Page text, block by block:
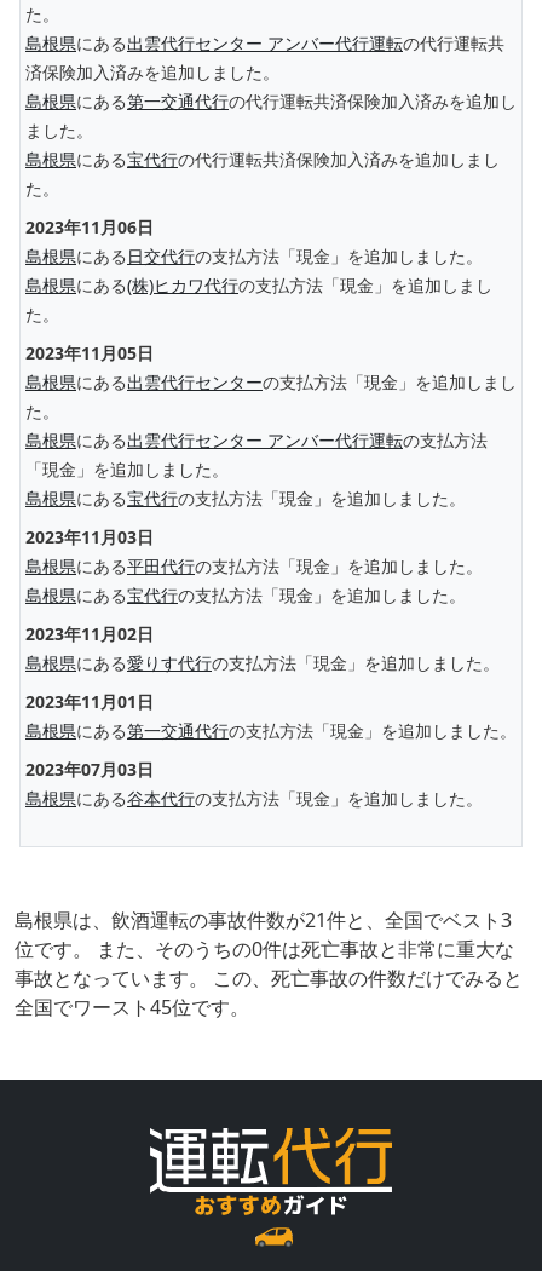
た。
島根県にある出雲代行センター アンバー代行運転の代行運転共
済保険加入済みを追加しました。
島根県にある第一交通代行の代行運転共済保険加入済みを追加し
ました。
島根県にある宝代行の代行運転共済保険加入済みを追加しまし
た。
2023年11月06日
島根県にある 日交代行の支払方法「現金」を追加しました。
島根県にある(株)ヒカワ代行の支払方法「現金」を追加しまし
た。
2023年11月05日
島根県にある出雲代行センターの支払方法「現金」を追加しまし
た。
島根県にある出雲代行センター アンバー代行運転の支払方法
「現金」を追加しました。
島根県にある宝代行の支払方法「現金」を追加しました。
2023年11月03日
島根県にある平田代行の支払方法「現金」を追加しました。
島根県にある宝代行の支払方法「現金」を追加しました。
2023年11月02日
島根県にある愛りす代行の支払方法「現金」を追加しました。
2023年11月01日
島根県にある第一交通代行の支払方法「現金」を追加しました。
2023年07月03日
島根県にある谷本代行の支払方法「現金」を追加しました。
島根県は、飲酒運転の事故件数が21件と、全国でベスト3
位です。 また、そのうちの0件は死亡事故と非常に重大な
事故となっています。 この、死亡事故の件数だけでみると
全国でワースト45位です。